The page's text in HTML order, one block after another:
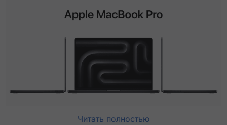
Читать полностью